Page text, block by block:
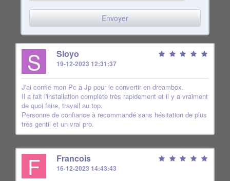
S Sloyo
19-12-2023 12:31:37
J'ai confié mon Pc à Jp pour le convertir en dreambox.
Il a fait l'installation complète très rapidement et il y a vraiment
de quoi faire, travail au top.
Personne de confiance à recommandé sans hésitation de plus
très gentil et un vrai pro.
F Francois
16-12-2023 14:43:43